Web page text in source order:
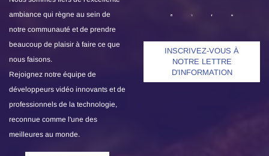
ambiance qui règne au sein de
notre communauté et de prendre
beaucoup de plaisir à faire ce que
nous faisons.
Rejoignez notre équipe de
développeurs vidéo innovants et de
professionnels de la technologie,
reconnue comme l'une des
meilleures au monde.
INSCRIVEZ-VOUS À
NOTRE LETTRE
D'INFORMATION